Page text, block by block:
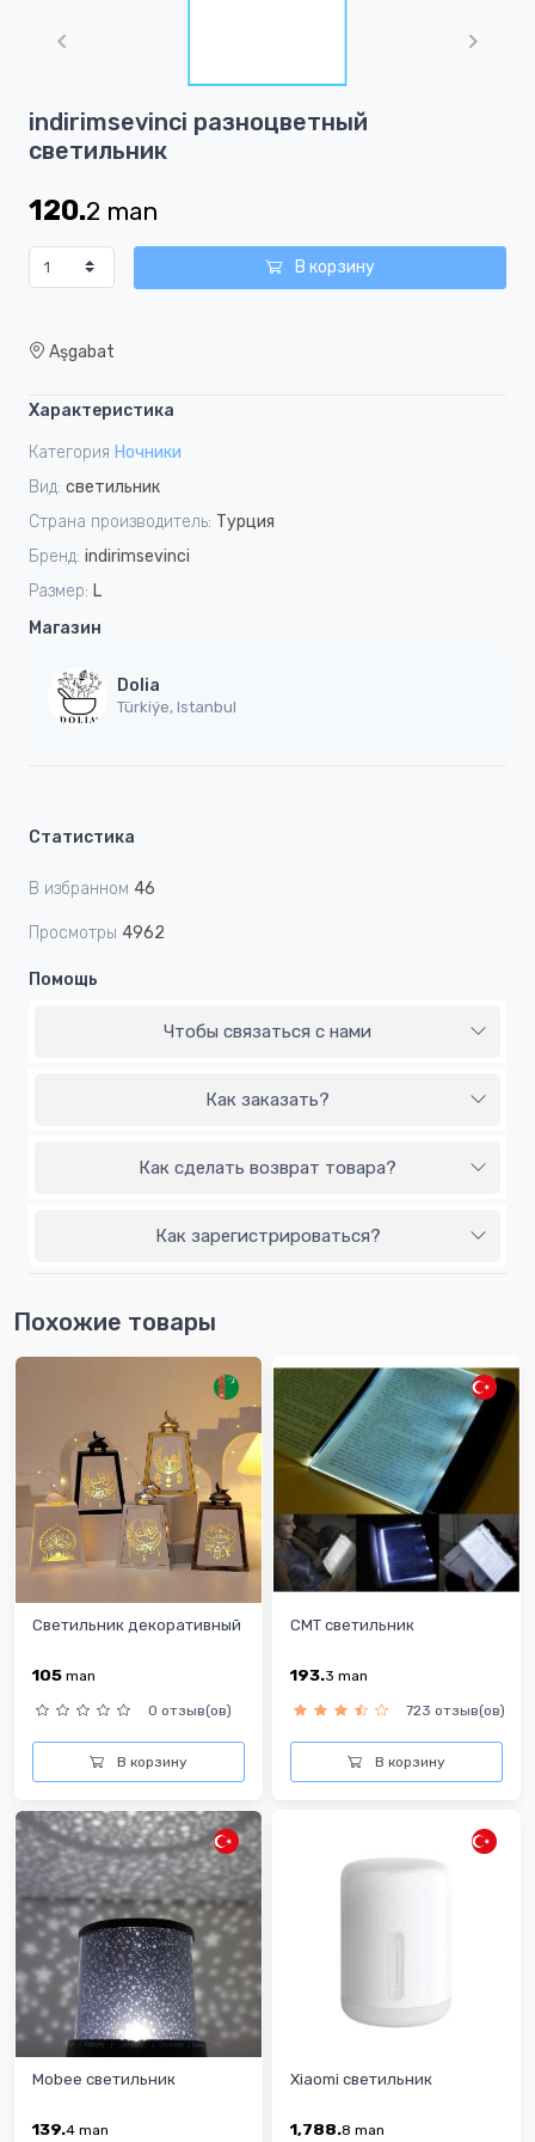
1
of
indirimsevinci разноцветный
светильник
120.2 man
В корзину
Aşgabat
Характеристика
Категория Ночники
Вид: светильник
Страна производитель: Турция
Бренд: indirimsevinci
Размер: L
Магазин
Dolia
Türkiýe, Istanbul
Статистика
В избранном 46
Просмотры 4962
Помощь
Чтобы связаться с нами
Как заказать?
Как сделать возврат товара?
Как зарегистрироваться?
Похожие товары
Светильник декоративный
105 man
0 отзыв(ов)
В корзину
CMT светильник
193.3 man
723 отзыв(ов)
В корзину
Mobee светильник
139.4 man
Xiaomi светильник
1,788.8 man